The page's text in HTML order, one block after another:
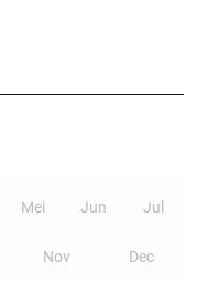
Mei Jun Jul
Nov Dec